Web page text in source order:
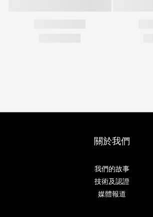
關於我們
我們的故事
技術及認證
媒體報道